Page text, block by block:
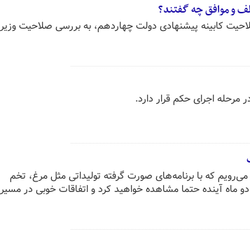
و موافق چه گفتند؟
کابینه پیشنهادی دولت چهاردهم، به بررسی صلاحیت وزیر
اجرای حکم قرار دارد.
که با برنامه‌های صورت گرفته تولیداتی مثل مرغ، تخم
آینده حتما مشاهده خواهید کرد و اتفاقات خوبی در مسیر